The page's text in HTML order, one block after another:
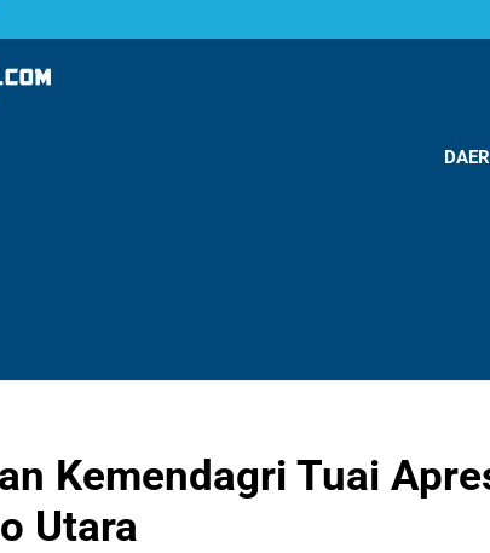
Kemendagri Tuai
Utara